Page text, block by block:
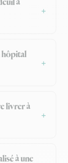
à
hôpital
livrer à
à une